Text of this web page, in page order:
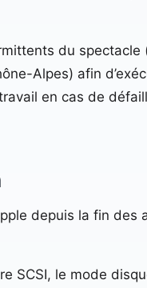
du spectacle
Alpes) afin
en cas de
depuis la fin des
SCSI, le mode